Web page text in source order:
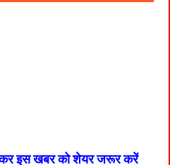
कर इस खबर को शेयर जरूर करें